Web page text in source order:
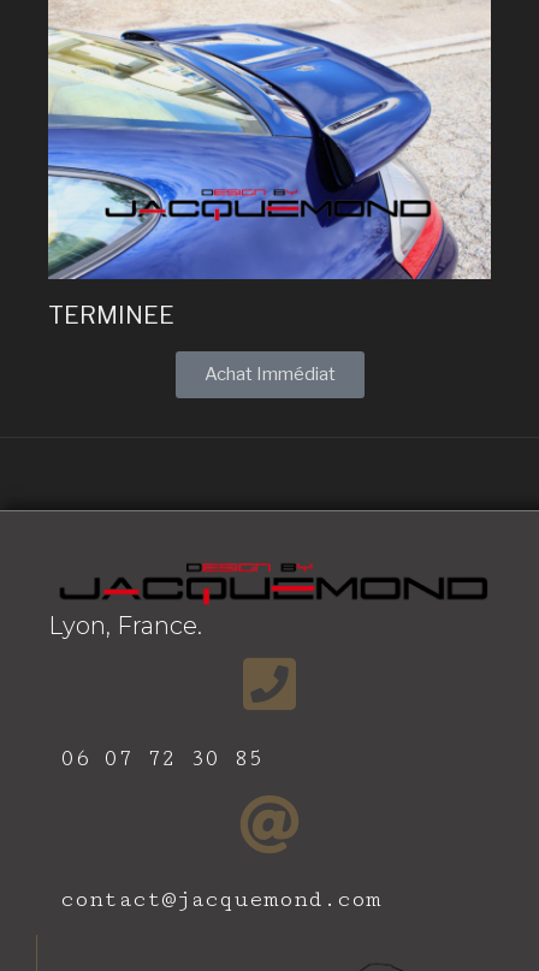
TERMINEE
Achat Immédiat
Lyon, France.
06 07 72 30 85
contact@jacquemond.com